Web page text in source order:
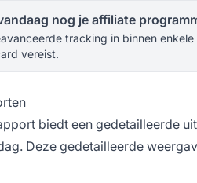
nog je affiliate
tracking in binnen enkele
vereist.
biedt een gedetailleerde
Deze gedetailleerde